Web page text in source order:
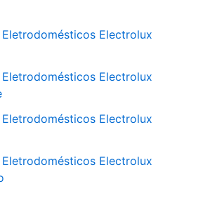
Electrolux
Electrolux
Electrolux
Electrolux